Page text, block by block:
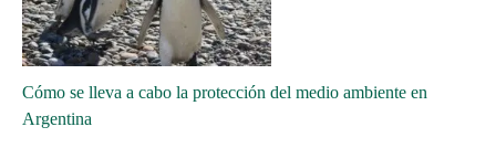
Cómo se lleva a cabo la protección del medio ambiente en
Argentina